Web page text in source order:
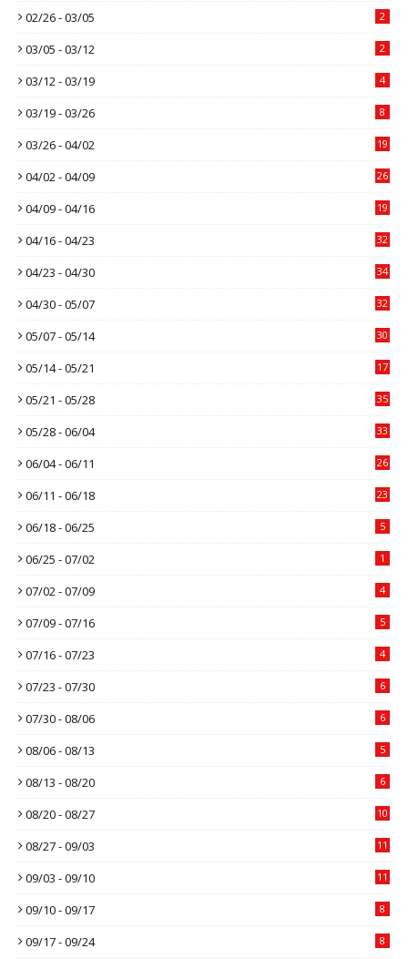
02/26 - 03/05 2
03/05 - 03/12 2
03/12 - 03/19 4
03/19 - 03/26 8
03/26 - 04/02 19
04/02 - 04/09 26
04/09 - 04/16 19
04/16 - 04/23 32
04/23 - 04/30 34
04/30 - 05/07 32
05/07 - 05/14 30
05/14 - 05/21 17
05/21 - 05/28 35
05/28 - 06/04 33
06/04 - 06/11 26
06/11 - 06/18 23
06/18 - 06/25 5
06/25 - 07/02 1
07/02 - 07/09 4
07/09 - 07/16 5
07/16 - 07/23 4
07/23 - 07/30 6
07/30 - 08/06 6
08/06 - 08/13 5
08/13 - 08/20 6
08/20 - 08/27 10
08/27 - 09/03 11
09/03 - 09/10 11
09/10 - 09/17 8
09/17 - 09/24 8